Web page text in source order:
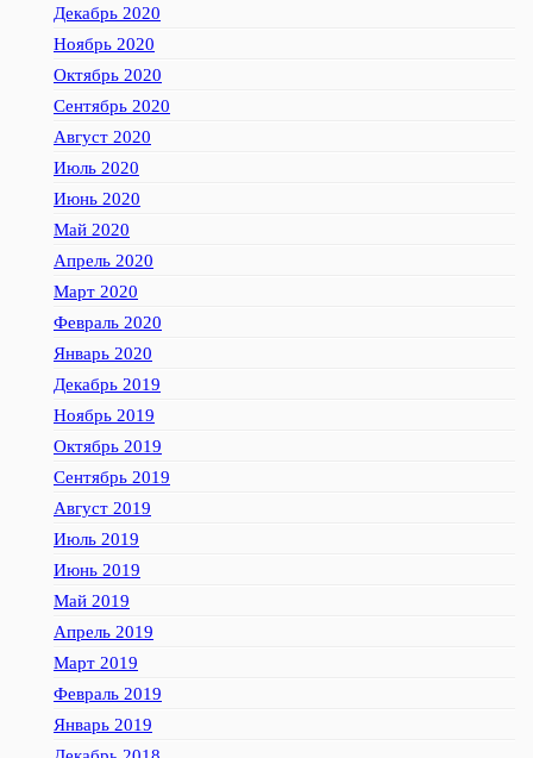
Декабрь 2020
Ноябрь 2020
Октябрь 2020
Сентябрь 2020
Август 2020
Июль 2020
Июнь 2020
Май 2020
Апрель 2020
Март 2020
Февраль 2020
Январь 2020
Декабрь 2019
Ноябрь 2019
Октябрь 2019
Сентябрь 2019
Август 2019
Июль 2019
Июнь 2019
Май 2019
Апрель 2019
Март 2019
Февраль 2019
Январь 2019